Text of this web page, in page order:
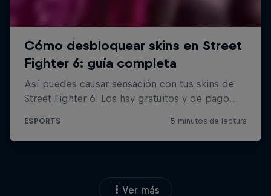
Ver más